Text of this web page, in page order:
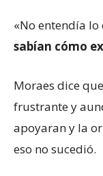
«No entendía
sabían cómo
Moraes dice
frustrante y
apoyaran y la
eso no sucedió.